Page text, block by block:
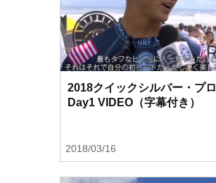
2018クイックシルバー・プロ
Day1 VIDEO（字幕付き）
2018/03/16